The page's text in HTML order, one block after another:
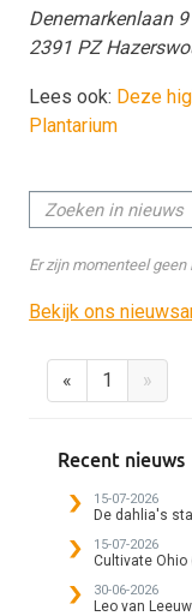
Denemarkenlaan 9
2391 PZ
Lees ook: Deze
Plantarium
Er zijn momenteel
Bekijk ons
« 1 »
Recent nieuws
15-07-2026
De dahlia's
15-07-2026
Cultivate Ohio
30-06-2026
Leo van